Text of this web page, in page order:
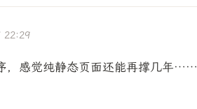
22:29
，感觉纯静态页面还能再撑几年……